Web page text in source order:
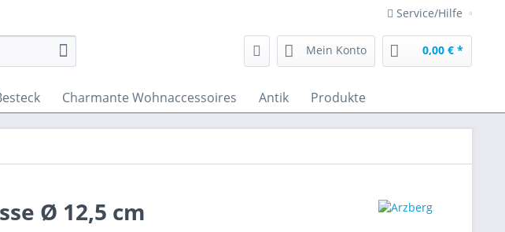
Service/Hilfe
Mein Konto 0,00 € *
Charmante Wohnaccessoires Antik Produkte
Ø 12,5 cm